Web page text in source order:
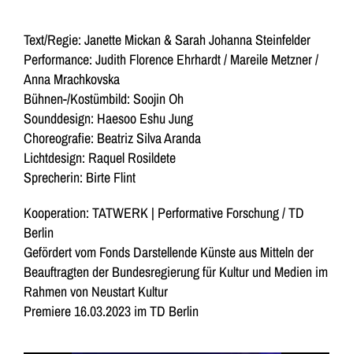
Text/Regie: Janette Mickan & Sarah Johanna Steinfelder
Performance: Judith Florence Ehrhardt / Mareile Metzner /
Anna Mrachkovska
Bühnen-/Kostümbild: Soojin Oh
Sounddesign: Haesoo Eshu Jung
Choreografie: Beatriz Silva Aranda
Lichtdesign: Raquel Rosildete
Sprecherin: Birte Flint
Kooperation: TATWERK | Performative Forschung / TD
Berlin
Gefördert vom Fonds Darstellende Künste aus Mitteln der
Beauftragten der Bundesregierung für Kultur und Medien im
Rahmen von Neustart Kultur
Premiere 16.03.2023 im TD Berlin